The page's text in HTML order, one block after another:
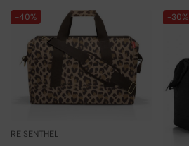
-40%
REISENTHEL
-30%